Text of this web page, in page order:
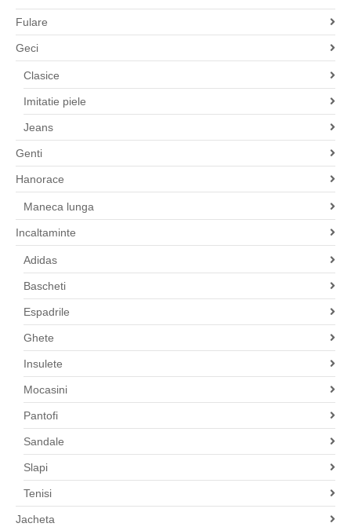
Fulare
Geci
Clasice
Imitatie piele
Jeans
Genti
Hanorace
Maneca lunga
Incaltaminte
Adidas
Bascheti
Espadrile
Ghete
Insulete
Mocasini
Pantofi
Sandale
Slapi
Tenisi
Jacheta